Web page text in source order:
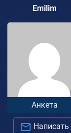
Emilim
Анкета
Написать